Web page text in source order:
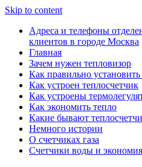
Skip to content
Адреса и телефоны
клиентов в городе Москва
Главная
Зачем нужен тепловизор
Как правильно
Как устроен теплосчетчик
Как устроены
Как экономить тепло
Какие бывают
Немного истории
О счетчиках газа
Счетчики воды и экономия